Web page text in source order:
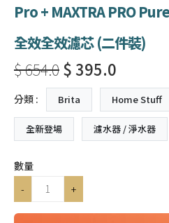
Pro + MAXTRA PRO
全效全效濾芯 (二件裝)
$ 654.0$ 395.0
分類 : Brita Home Stuff
全新登場 濾水器 / 淨水器
數量
-
+